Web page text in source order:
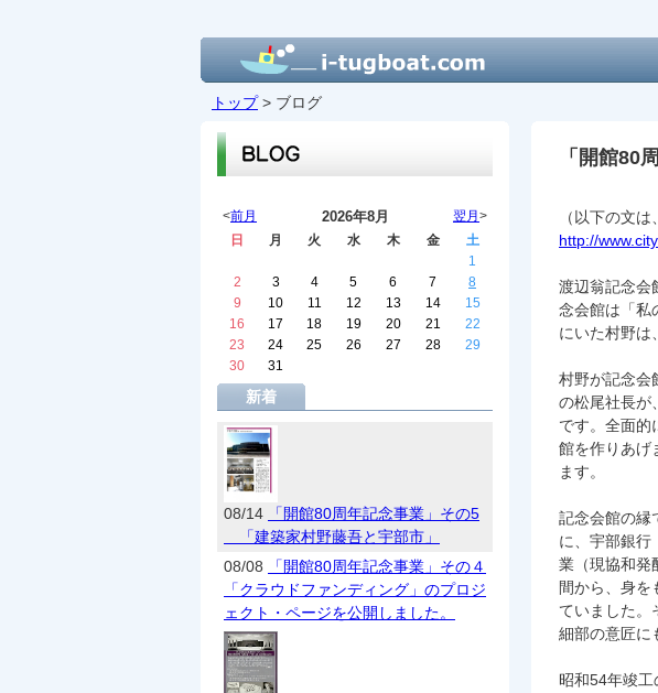
トップ> ブログ
翌月 >
<前月 2026年8月
日 月 火 水 木 金
土
1
2
3 4 5 6 7
8
9
10 11 12 13 14
15
16
17 18 19 20 21
22
23
24 25 26 27 28
29
30
31
新着
08/14
「開館80周年記念事業」その5
「建築家村野藤吾と宇部市」
08/08
「開館80周年記念事業」その４
「クラウドファンディング」のプロジ
ェクト・ページを公開しました。
「開館80
（以下の文
http://
渡辺翁記念会
念会館は「私
にいた村野は
村野が記念会
の松尾社長が
です。全面的
館を作りあげ
ます。
記念会館の縁
に、宇部銀行
業（現協和発
間から、身を
ていました。
細部の意匠に
昭和54年竣